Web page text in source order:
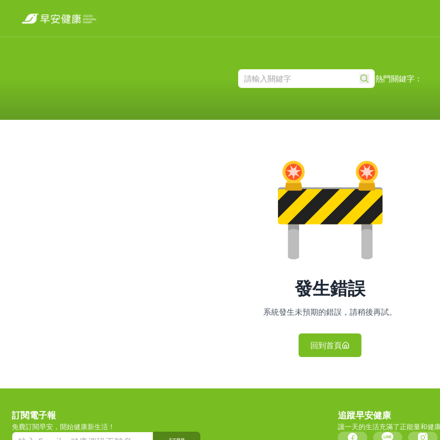
熱門關鍵字：
發生錯誤
系統發生未預期的錯誤，請稍後再試。
回到首頁
訂閱電子報
免費訂閱早安，開始健康新生活！
追蹤早安健康
讓一天的生活充滿了正能量和健